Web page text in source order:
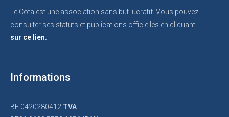
Le Cota est une association sans but lucratif. Vous pouvez
consulter ses statuts et publications officielles en cliquant
sur ce lien.
Informations
BE 0420280412 TVA